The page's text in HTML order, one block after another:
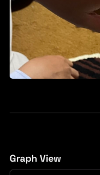
Graph View